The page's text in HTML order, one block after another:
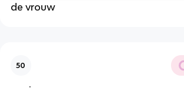
de vrouw
50